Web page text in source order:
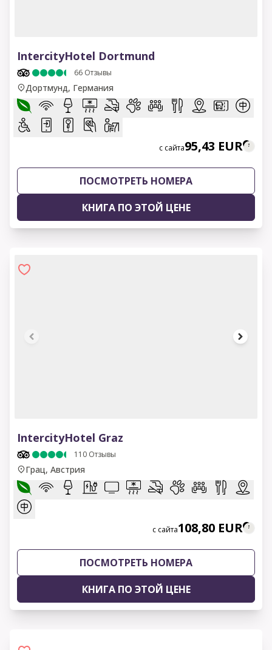
IntercityHotel Dortmund
66 Отзывы
Дортмунд, Германия
с сайта95,43 EUR
ПОСМОТРЕТЬ НОМЕРА
КНИГА ПО ЭТОЙ ЦЕНЕ
IntercityHotel Graz
110 Отзывы
Грац, Австрия
с сайта108,80 EUR
ПОСМОТРЕТЬ НОМЕРА
КНИГА ПО ЭТОЙ ЦЕНЕ